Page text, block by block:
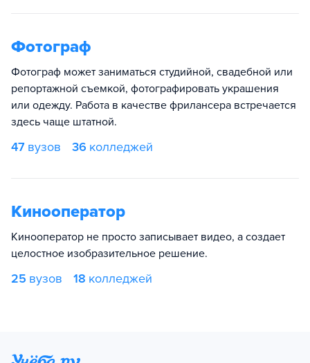
Фотограф
Фотограф может заниматься студийной, свадебной или
репортажной съемкой, фотографировать украшения
или одежду. Работа в качестве фрилансера встречается
здесь чаще штатной.
47 вузов 36 колледжей
Кинооператор
Кинооператор не просто записывает видео, а создает
целостное изобразительное решение.
25 вузов 18 колледжей